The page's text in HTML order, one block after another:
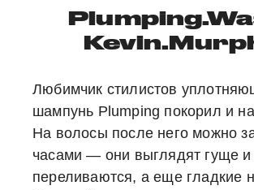
Любимчик стилистов
шампунь Plumping покорил и
На волосы после него можно
часами — они выглядят гуще и
переливаются, а еще гладкие